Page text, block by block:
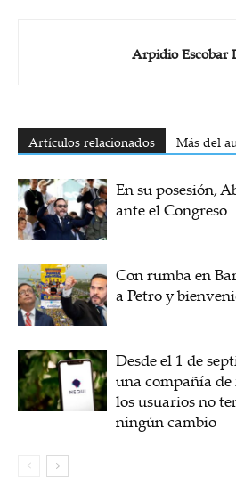
Arpidio Escobar
Artículos relacionados Más del
En su posesión,
ante el Congreso
Con rumba en
a Petro y
Desde el 1 de
una compañía
los usuarios no
ningún cambio